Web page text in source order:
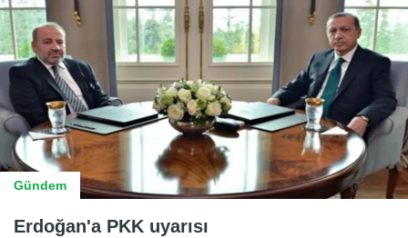
Gündem
Erdoğan'a PKK uyarısı